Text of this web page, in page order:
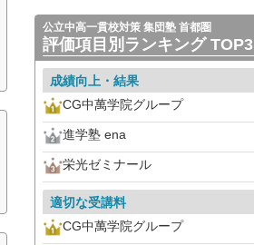
公立中高一貫校対策 集団塾 首都圏
評価項目別ランキング TOP3
成績向上・結果
CG中萬学院グループ
進学塾 ena
栄光ゼミナール
適切な受講料
CG中萬学院グループ